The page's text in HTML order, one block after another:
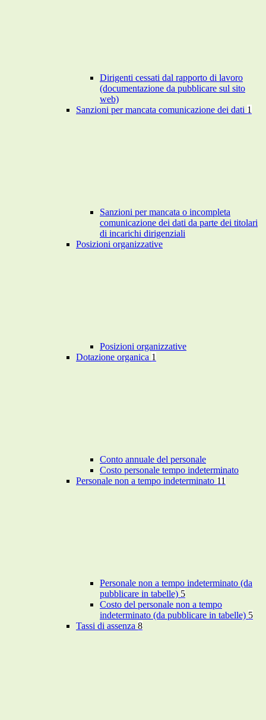
Dirigenti cessati dal rapporto di lavoro
(documentazione da pubblicare sul sito
web)
Sanzioni per mancata comunicazione dei dati 1
Sanzioni per mancata o incompleta
comunicazione dei dati da parte dei titolari
di incarichi dirigenziali
Posizioni organizzative
Posizioni organizzative
Dotazione organica 1
Conto annuale del personale
Costo personale tempo indeterminato
Personale non a tempo indeterminato 11
Personale non a tempo indeterminato (da
pubblicare in tabelle) 5
Costo del personale non a tempo
indeterminato (da pubblicare in tabelle) 5
Tassi di assenza 8